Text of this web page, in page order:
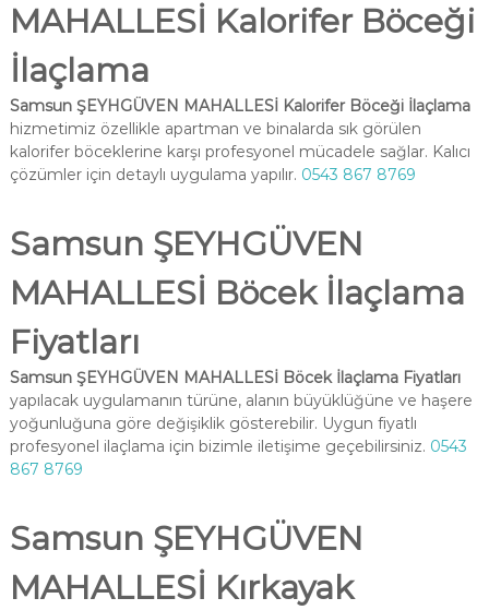
MAHALLESİ Kalorifer Böceği
İlaçlama
Samsun ŞEYHGÜVEN MAHALLESİ Kalorifer Böceği İlaçlama
hizmetimiz özellikle apartman ve binalarda sık görülen
kalorifer böceklerine karşı profesyonel mücadele sağlar. Kalıcı
çözümler için detaylı uygulama yapılır. 0543 867 8769
Samsun ŞEYHGÜVEN
MAHALLESİ Böcek İlaçlama
Fiyatları
Samsun ŞEYHGÜVEN MAHALLESİ Böcek İlaçlama Fiyatları
yapılacak uygulamanın türüne, alanın büyüklüğüne ve haşere
yoğunluğuna göre değişiklik gösterebilir. Uygun fiyatlı
profesyonel ilaçlama için bizimle iletişime geçebilirsiniz. 0543
867 8769
Samsun ŞEYHGÜVEN
MAHALLESİ Kırkayak